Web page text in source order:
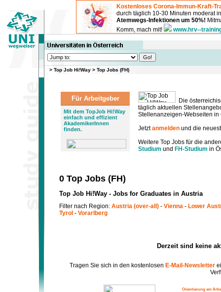
Kostenloses Corona-Immun-Kraft-
durch täglich 10-30 Minuten moderat
Atemwegs-Infektionen um 50%!
Komm, mach mit!
www.hrv--
> Top Job Hi!Way > Top Jobs (FH)
Für Arbeitgeber
Mit dem TopJob Hi!Way
einfach und effizient
AkademikerInnen
finden.
Die
täglich aktuellen
Stellenanzeigen-Webseiten in
Jetztanmelden und die
Weitere Top Jobs für die
Studium und FH-Studium in
0 Top Jobs (FH)
Top Job Hi!Way - Jobs for Graduates in Austria
Filter nach Region: Austria (over-all) - Vienna - Lower
Tyrol - Vorarlberg
Derzeit sind keine
Tragen Sie sich in den kostenlosen E-Mail-Newsletter
Orientierung am